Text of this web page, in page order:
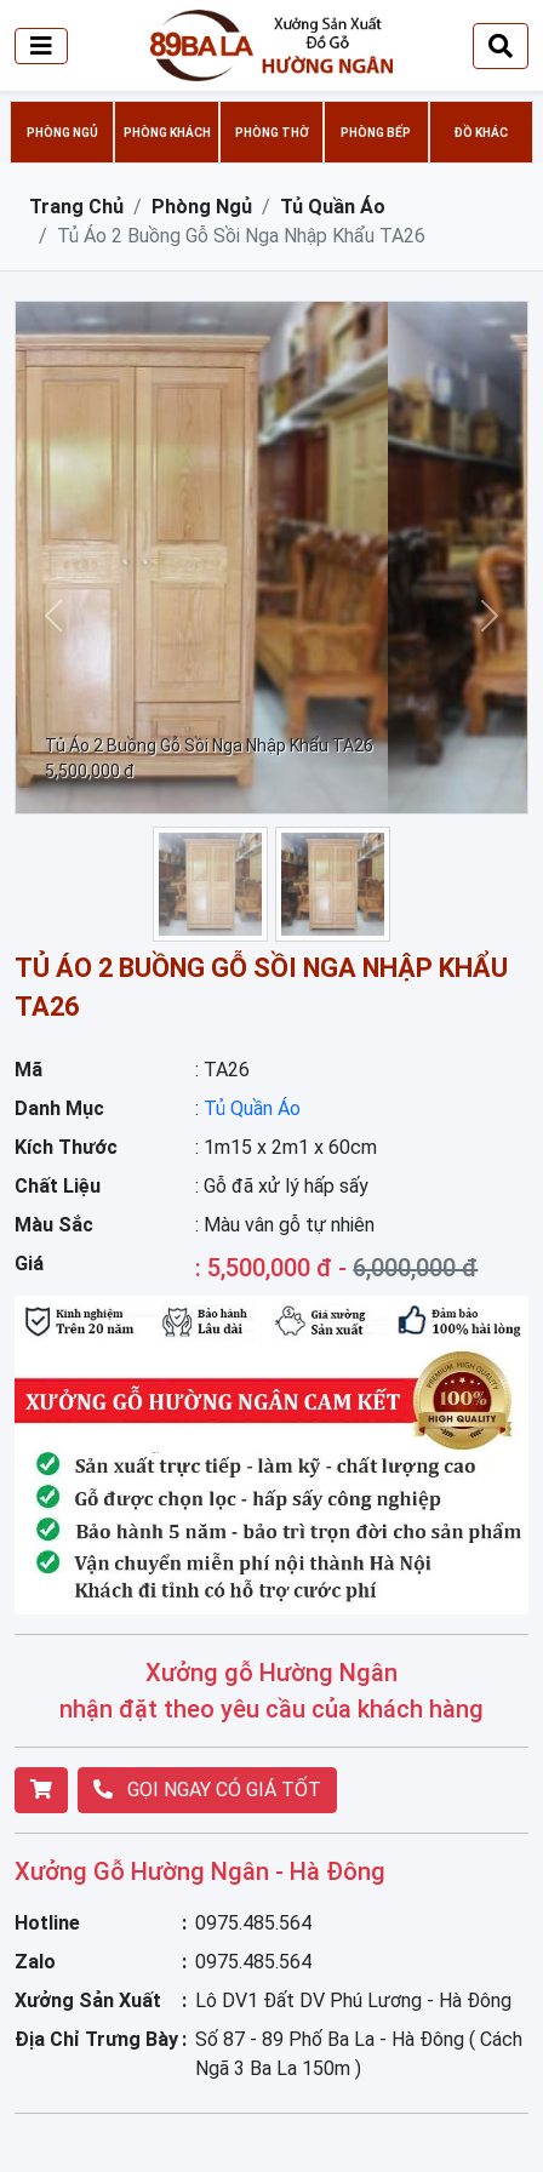
PHÒNG NGỦ PHÒNG KHÁCH PHÒNG THỜ PHÒNG BẾP ĐỒ KHÁC
Trang Chủ Phòng Ngủ
Tủ Quần Áo
Tủ Áo 2 Buồng Gỗ Sồi Nga Nhập Khẩu TA26
Tủ Áo 2 Buồng Gỗ Sồi Nga Nhập Khẩu TA26
5,500,000 đ
Trước Sau
TỦ ÁO 2 BUỒNG GỖ SỒI NGA NHẬP KHẨU
TA26
Mã
: TA26
Danh Mục
: Tủ Quần Áo
Kích Thước
: 1m15 x 2m1 x 60cm
Chất Liệu
: Gỗ đã xử lý hấp sấy
Màu Sắc
: Màu vân gỗ tự nhiên
Giá
: 5,500,000 đ -6,000,000 đ
Xưởng gỗ Hường Ngân
nhận đặt theo yêu cầu của khách hàng
GỌI NGAY CÓ GIÁ TỐT
Xưởng Gỗ Hường Ngân - Hà Đông
Hotline
0975.485.564
Zalo
0975.485.564
Xưởng Sản Xuất
Lô DV1 Đất DV Phú Lương - Hà Đông
Địa Chỉ Trưng Bày
Số 87 - 89 Phố Ba La - Hà Đông ( Cách
Ngã 3 Ba La 150m )